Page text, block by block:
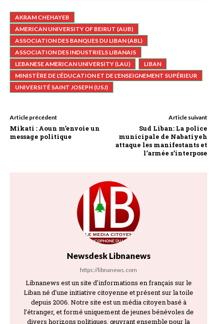
AKRAM CHEHAYEB
AMERICAN UNIVERSITY OF BEIRUT (AUB)
ASSOCIATION DES BANQUES DU LIBAN (ABL)
ASSOCIATION DES INDUSTRIELS LIBANAIS
LEBANESE AMERICAN UNIVERSITY (LAU)
LIBAN
MINISTÈRE DE L'ÉDUCATION ET DE L'ENSEIGNEMENT SUPÉRIEUR
UNIVERSITÉ SAINT JOSEPH (USJ)
Article précédent
Mikati : Aoun m’envoie un
message politique
Article suivant
Sud Liban: La police
municipale de Nabatiyeh
attaque les manifestants et
l’armée s’interpose
Newsdesk Libnanews
https://libnanews.com
Libnanews est un site d'informations en français sur le
Liban né d'une initiative citoyenne et présent sur la toile
depuis 2006. Notre site est un média citoyen basé à
l’étranger, et formé uniquement de jeunes bénévoles de
divers horizons politiques, œuvrant ensemble pour la